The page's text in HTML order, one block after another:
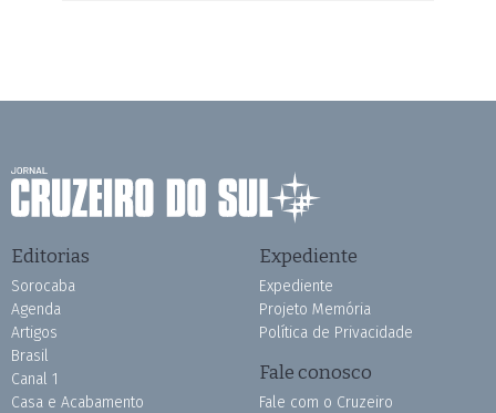
Editorias
Sorocaba
Agenda
Artigos
Brasil
Canal 1
Casa e Acabamento
Expediente
Expediente
Projeto Memória
Política de Privacidade
Fale conosco
Fale com o Cruzeiro